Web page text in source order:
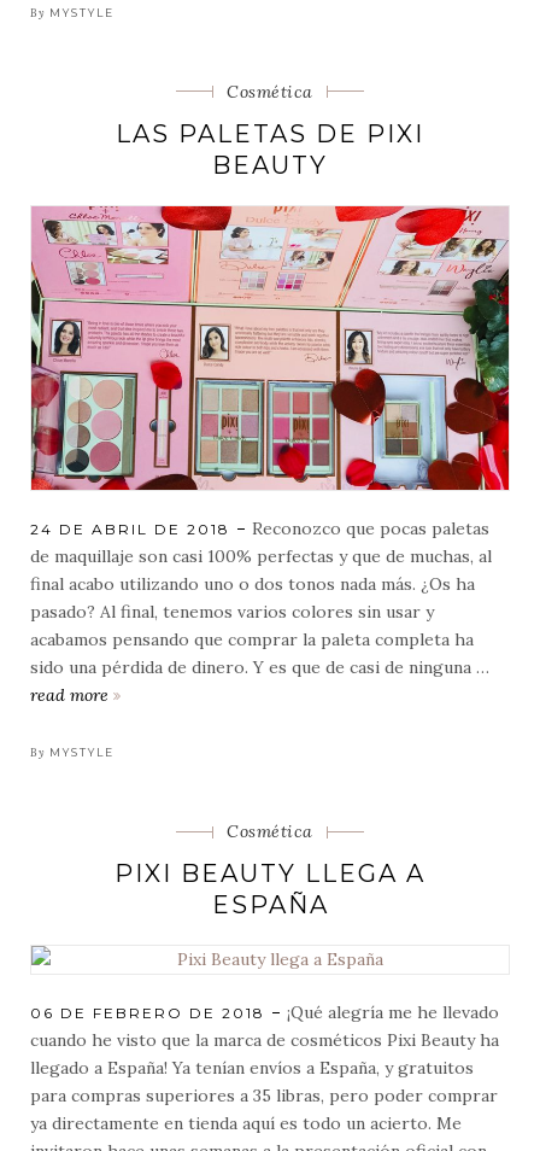
año
By MYSTYLE
Categorias
Cosmética
LAS PALETAS DE PIXI
BEAUTY
POSTED
ON
24 DE ABRIL DE 2018
Reconozco que pocas paletas
de maquillaje son casi 100% perfectas y que de muchas, al
final acabo utilizando uno o dos tonos nada más. ¿Os ha
pasado? Al final, tenemos varios colores sin usar y
acabamos pensando que comprar la paleta completa ha
sido una pérdida de dinero. Y es que de casi de ninguna …
read more
By MYSTYLE
Categorias
Cosmética
PIXI BEAUTY LLEGA A
ESPAÑA
POSTED
ON
06 DE FEBRERO DE 2018
¡Qué alegría me he llevado
cuando he visto que la marca de cosméticos Pixi Beauty ha
llegado a España! Ya tenían envíos a España, y gratuitos
para compras superiores a 35 libras, pero poder comprar
ya directamente en tienda aquí es todo un acierto. Me